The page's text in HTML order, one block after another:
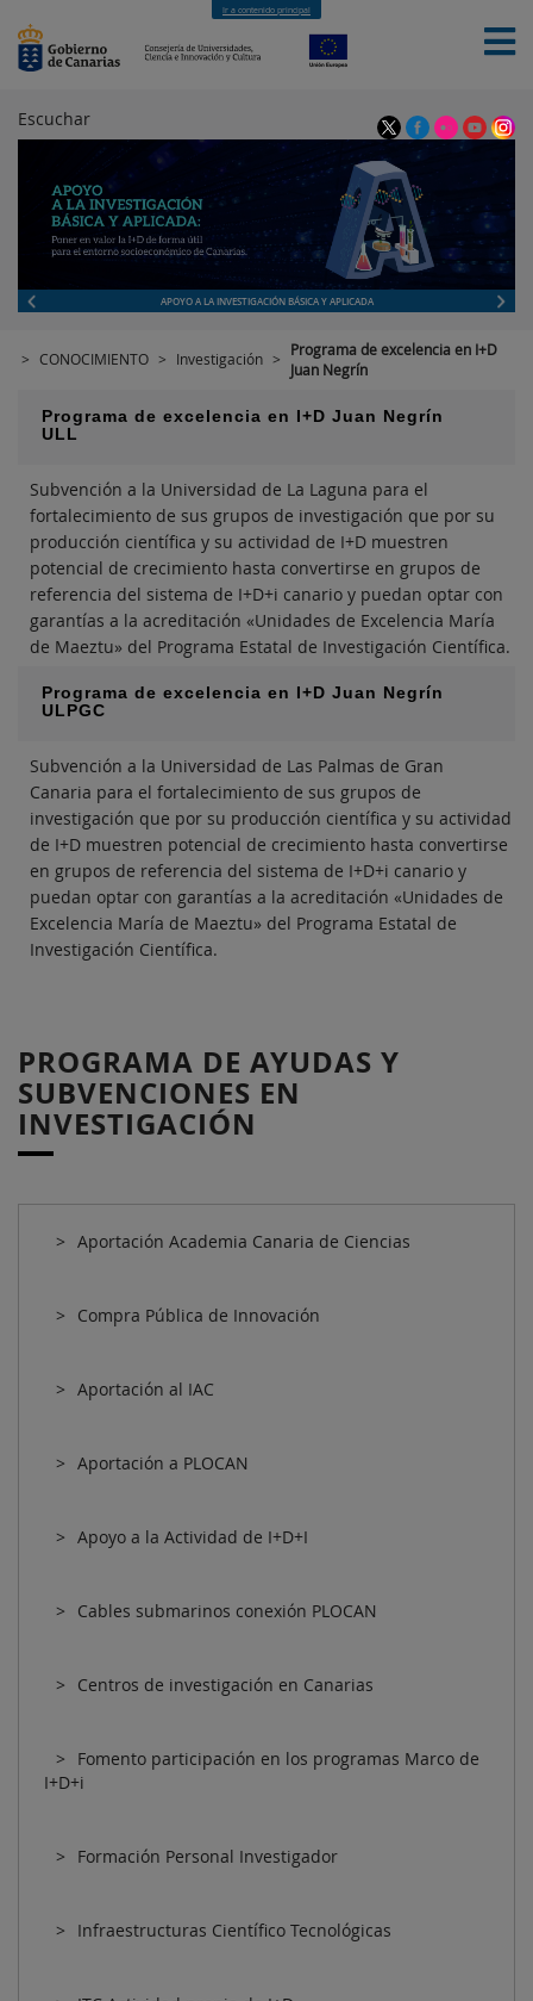
Ir a contenido principal
LA ACIISI MATERIAS NOTICIAS CONTACTO
Escuchar
APOYO A LA INVESTIGACIÓN BÁSICA Y APLICADA
> CONOCIMIENTO > Investigación >
Programa de excelencia en I+D
Juan Negrín
Programa de excelencia en I+D Juan Negrín
ULL
Subvención a la Universidad de La Laguna para el
fortalecimiento de sus grupos de investigación que por su
producción científica y su actividad de I+D muestren
potencial de crecimiento hasta convertirse en grupos de
referencia del sistema de I+D+i canario y puedan optar con
garantías a la acreditación «Unidades de Excelencia María
de Maeztu» del Programa Estatal de Investigación Científica.
Programa de excelencia en I+D Juan Negrín
ULPGC
Subvención a la Universidad de Las Palmas de Gran
Canaria para el fortalecimiento de sus grupos de
investigación que por su producción científica y su actividad
de I+D muestren potencial de crecimiento hasta convertirse
en grupos de referencia del sistema de I+D+i canario y
puedan optar con garantías a la acreditación «Unidades de
Excelencia María de Maeztu» del Programa Estatal de
Investigación Científica.
PROGRAMA DE AYUDAS Y
SUBVENCIONES EN
INVESTIGACIÓN
Aportación Academia Canaria de Ciencias
Compra Pública de Innovación
Aportación al IAC
Aportación a PLOCAN
Apoyo a la Actividad de I+D+I
Cables submarinos conexión PLOCAN
Centros de investigación en Canarias
Fomento participación en los programas Marco de
I+D+i
Formación Personal Investigador
Infraestructuras Científico Tecnológicas